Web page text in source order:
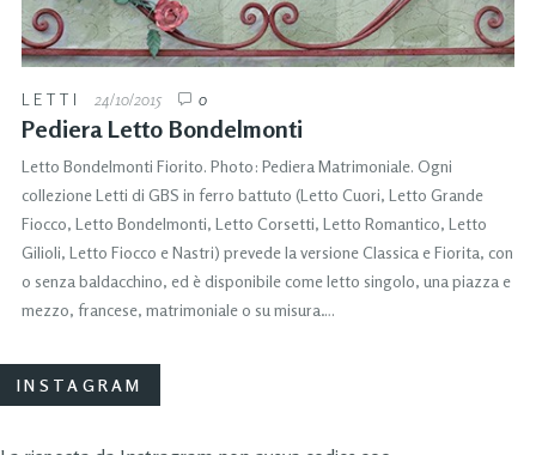
LETTI 24/10/2015 0
Pediera Letto Bondelmonti
Letto Bondelmonti Fiorito. Photo: Pediera Matrimoniale. Ogni
collezione Letti di GBS in ferro battuto (Letto Cuori, Letto Grande
Fiocco, Letto Bondelmonti, Letto Corsetti, Letto Romantico, Letto
Gilioli, Letto Fiocco e Nastri) prevede la versione Classica e Fiorita, con
o senza baldacchino, ed è disponibile come letto singolo, una piazza e
mezzo, francese, matrimoniale o su misura….
INSTAGRAM